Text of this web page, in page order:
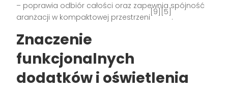
– poprawia odbiór całości oraz zapewnia spójność
aranżacji w kompaktowej przestrzeni
[9][5]
.
Znaczenie
funkcjonalnych
dodatków i oświetlenia